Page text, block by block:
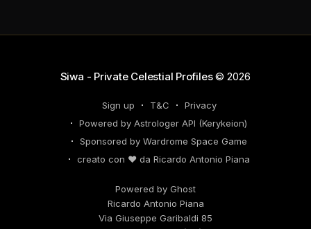
Siwa - Private Celestial Profiles© 2026
Sign up T&C
Privacy
Powered by Astrologer API (Kerykeion)
Sponsored by Wardrome Space Game
creato con ❤️ da Ricardo Antonio Piana
Powered by Ghost
Ricardo Antonio Piana
Via Giuseppe Garibaldi 85